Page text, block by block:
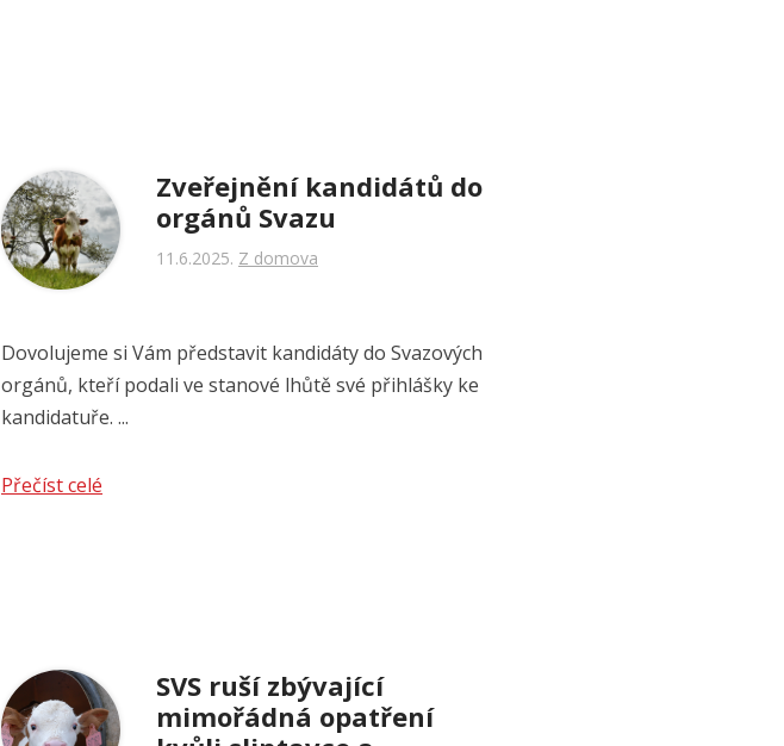
Zveřejnění kandidátů do
orgánů Svazu
11.6.2025 Z domova
Dovolujeme si Vám představit kandidáty do Svazových
orgánů, kteří podali ve stanové lhůtě své přihlášky ke
kandidatuře. ...
Přečíst celé
SVS ruší zbývající
mimořádná opatření